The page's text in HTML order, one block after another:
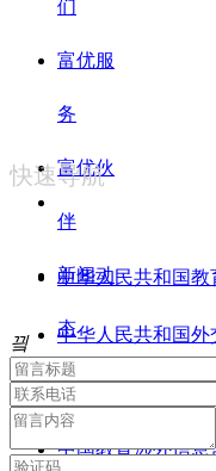
们
富优服
务
富优伙
伴
新闻动
态
联系我
快速导航
中华人民共和国教
中华人民共和国外
中国签证申请服务
中国教育涉外信息
끸